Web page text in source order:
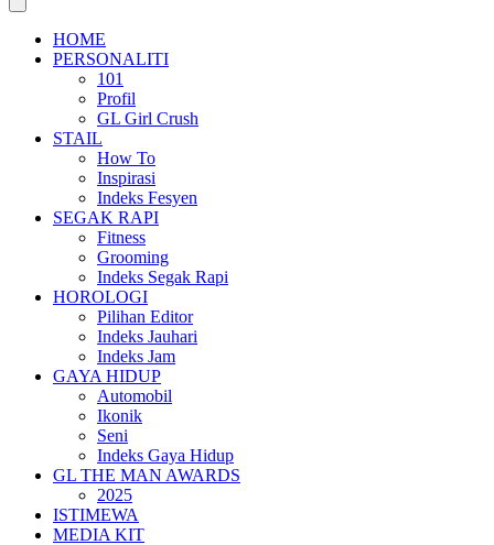
HOME
PERSONALITI
101
Profil
GL Girl Crush
STAIL
How To
Inspirasi
Indeks Fesyen
SEGAK RAPI
Fitness
Grooming
Indeks Segak Rapi
HOROLOGI
Pilihan Editor
Indeks Jauhari
Indeks Jam
GAYA HIDUP
Automobil
Ikonik
Seni
Indeks Gaya Hidup
GL THE MAN AWARDS
2025
ISTIMEWA
MEDIA KIT